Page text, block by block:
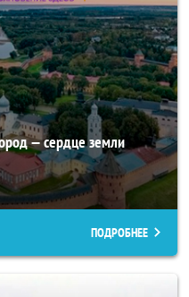
— сердце земли
ПОДРОБНЕЕ